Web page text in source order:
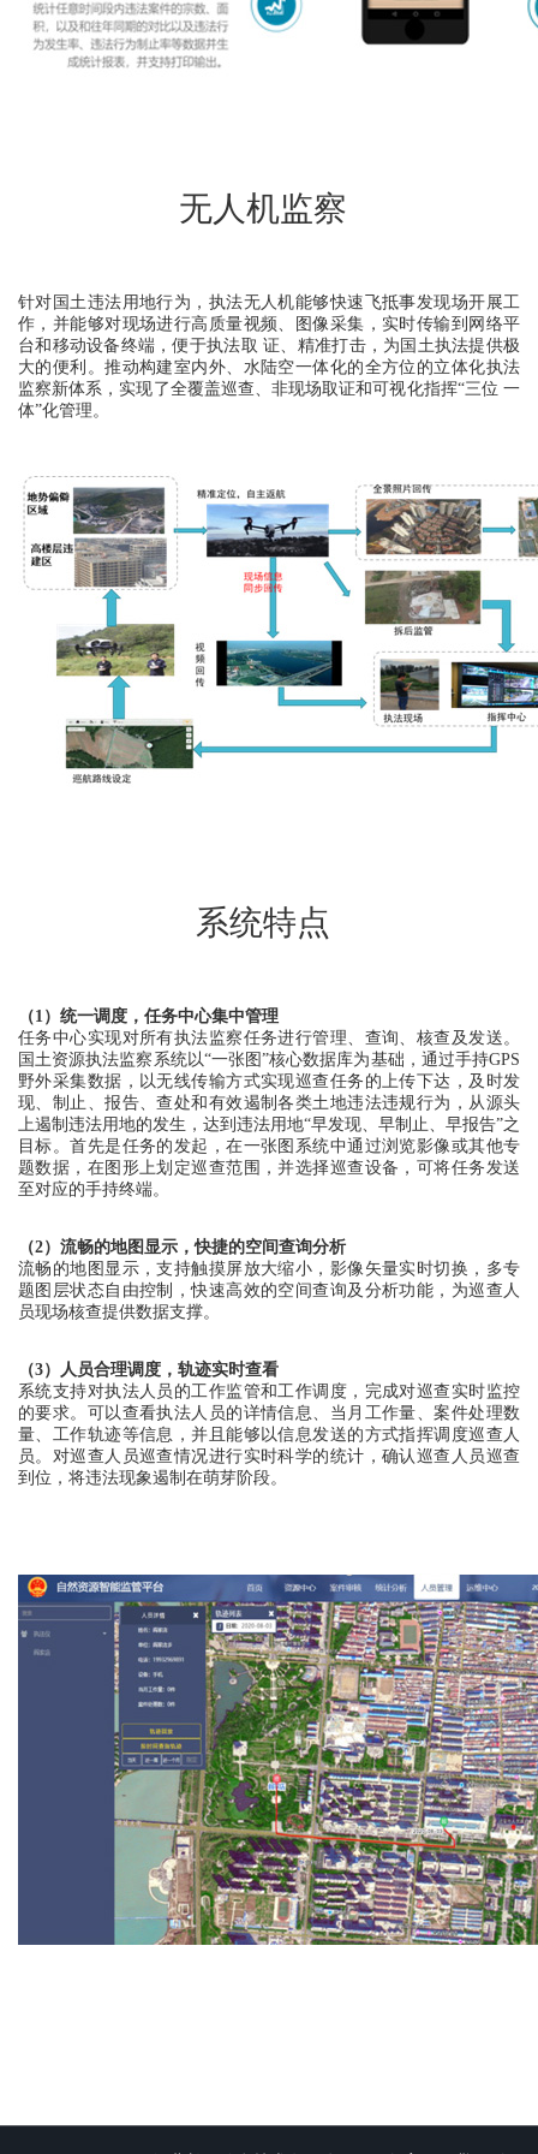
无人机监察
针对国土违法用地行为，执法无人机能够快速飞抵事发现场开展工
作，并能够对现场进行高质量视频、图像采集，实时传输到网络平
台和移动设备终端，便于执法取 证、精准打击，为国土执法提供极
大的便利。推动构建室内外、水陆空一体化的全方位的立体化执法
监察新体系，实现了全覆盖巡查、非现场取证和可视化指挥“三位 一
体”化管理。
系统特点
（1）统一调度，任务中心集中管理
任务中心实现对所有执法监察任务进行管理、查询、核查及发送。
国土资源执法监察系统以“一张图”核心数据库为基础，通过手持GPS
野外采集数据，以无线传输方式实现巡查任务的上传下达，及时发
现、制止、报告、查处和有效遏制各类土地违法违规行为，从源头
上遏制违法用地的发生，达到违法用地“早发现、早制止、早报告”之
目标。首先是任务的发起，在一张图系统中通过浏览影像或其他专
题数据，在图形上划定巡查范围，并选择巡查设备，可将任务发送
至对应的手持终端。
（2）流畅的地图显示，快捷的空间查询分析
流畅的地图显示，支持触摸屏放大缩小，影像矢量实时切换，多专
题图层状态自由控制，快速高效的空间查询及分析功能，为巡查人
员现场核查提供数据支撑。
（3）人员合理调度，轨迹实时查看
系统支持对执法人员的工作监管和工作调度，完成对巡查实时监控
的要求。可以查看执法人员的详情信息、当月工作量、案件处理数
量、工作轨迹等信息，并且能够以信息发送的方式指挥调度巡查人
员。对巡查人员巡查情况进行实时科学的统计，确认巡查人员巡查
到位，将违法现象遏制在萌芽阶段。